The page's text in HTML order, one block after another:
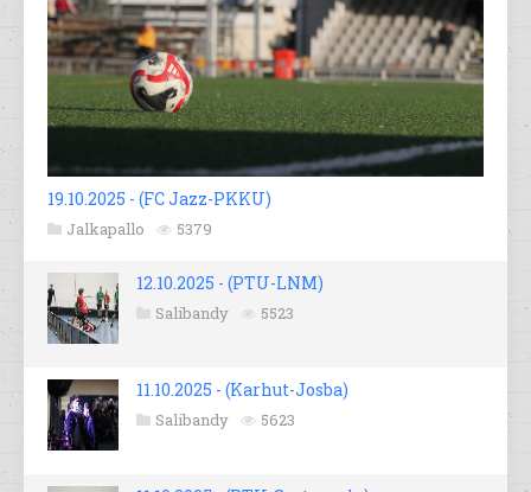
19.10.2025 - (FC Jazz-PKKU)
Jalkapallo 5379
12.10.2025 - (PTU-LNM)
Salibandy 5523
11.10.2025 - (Karhut-Josba)
Salibandy 5623